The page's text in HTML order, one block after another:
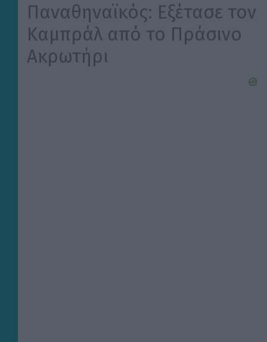
Παναθηναϊκός: Εξέτασε τον
Καμπράλ από το Πράσινο
Ακρωτήρι